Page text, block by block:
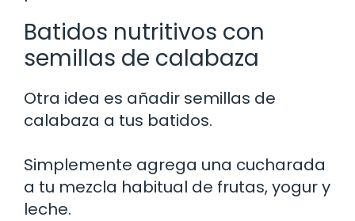
Batidos nutritivos con
semillas de calabaza
Otra idea es añadir semillas de
calabaza a tus batidos.
Simplemente agrega una cucharada
a tu mezcla habitual de frutas, yogur y
leche.